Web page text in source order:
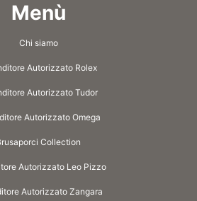
Menù
Chi siamo
Autorizzato Rolex
Autorizzato Tudor
Autorizzato Omega
Collection
Autorizzato Leo Pizzo
Autorizzato Zangara